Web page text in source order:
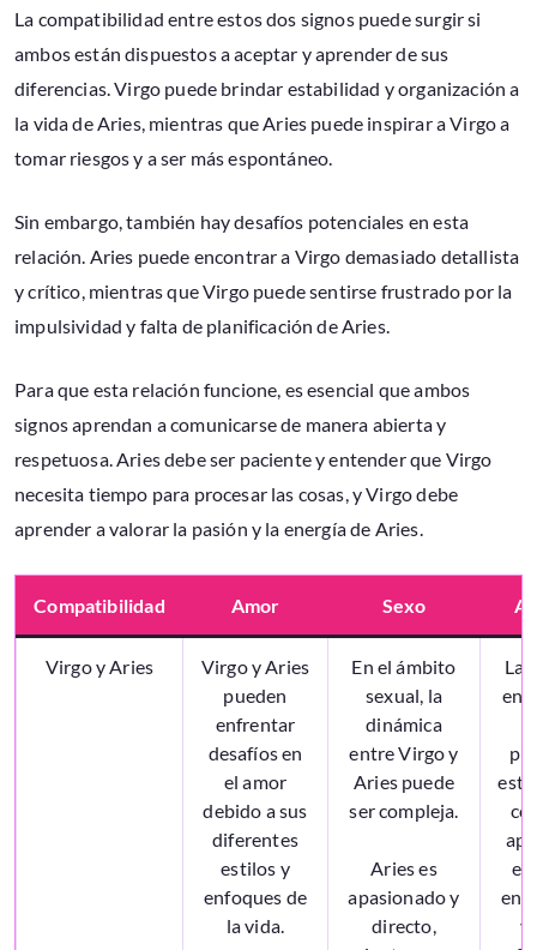
La compatibilidad entre estos dos signos puede surgir si
ambos están dispuestos a aceptar y aprender de sus
diferencias. Virgo puede brindar estabilidad y organización a
la vida de Aries, mientras que Aries puede inspirar a Virgo a
tomar riesgos y a ser más espontáneo.
Sin embargo, también hay desafíos potenciales en esta
relación. Aries puede encontrar a Virgo demasiado detallista
y crítico, mientras que Virgo puede sentirse frustrado por la
impulsividad y falta de planificación de Aries.
Para que esta relación funcione, es esencial que ambos
signos aprendan a comunicarse de manera abierta y
respetuosa. Aries debe ser paciente y entender que Virgo
necesita tiempo para procesar las cosas, y Virgo debe
aprender a valorar la pasión y la energía de Aries.
Compatibilidad Amor Sexo
Virgo y Aries
Virgo y Aries
pueden
enfrentar
desafíos en
el amor
debido a sus
diferentes
estilos y
enfoques de
la vida.
En el ámbito
sexual, la
dinámica
entre Virgo y
Aries puede
ser compleja.
Aries es
apasionado y
directo,
La
y